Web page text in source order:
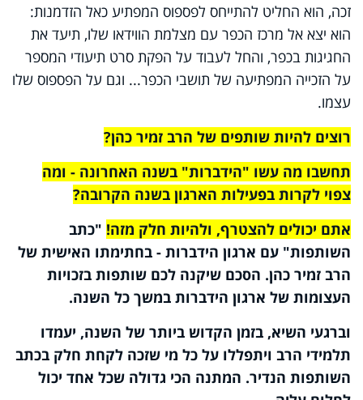
זכה, הוא החליט להתייחס לפספוס המפתיע כאל הזדמנות:
הוא יצא אל מרכז הכפר עם מצלמת הווידאו שלו, תיעד את
החגיגות בכפר, והחל לעבוד על הפקת סרט תיעודי המספר
על הזכייה המפתיעה של תושבי הכפר... וגם על הפספוס שלו
עצמו.
רוצים להיות שותפים של הרב זמיר כהן?
תחשבו מה עשו "הידברות" בשנה האחרונה - ומה
צפוי לקרות בפעילות הארגון בשנה הקרובה?
אתם יכולים להצטרף, ולהיות חלק מזה! "כתב
השותפות" עם ארגון הידברות - בחתימתו האישית של
הרב זמיר כהן. הסכם שיקנה לכם שותפות בזכויות
העצומות של ארגון הידברות במשך כל השנה.
וברגעי השיא, בזמן הקדוש ביותר של השנה, יעמדו
תלמידי הרב ויתפללו על כל מי שזכה לקחת חלק בכתב
השותפות הנדיר. המתנה הכי גדולה שכל אחד יכול